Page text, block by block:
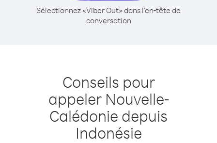
Sélectionnez «Viber Out» dans l'en-tête de
conversation
Conseils pour
appeler Nouvelle-
Calédonie depuis
Indonésie